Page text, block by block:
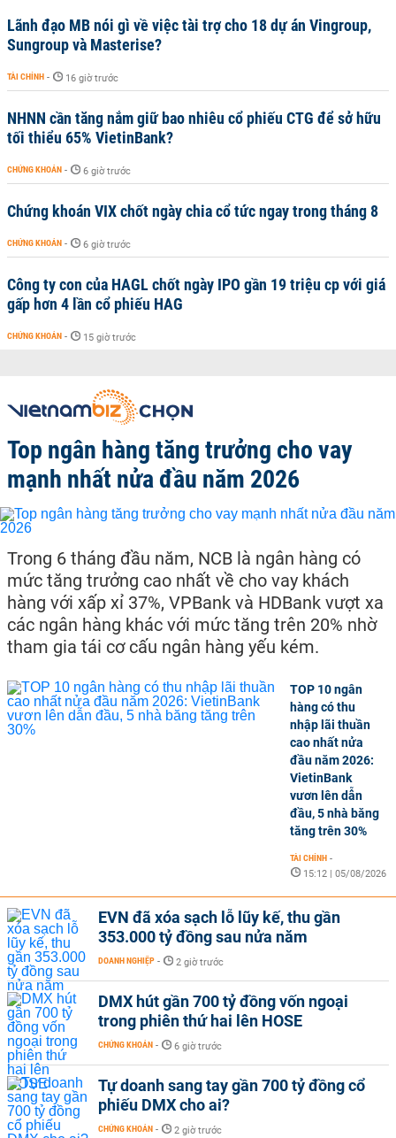
Lãnh đạo MB nói gì về việc tài trợ cho 18 dự án Vingroup,
Sungroup và Masterise?
TÀI CHÍNH - 16 giờ trước
NHNN cần tăng nắm giữ bao nhiêu cổ phiếu CTG để sở hữu
tối thiểu 65% VietinBank?
CHỨNG KHOÁN - 6 giờ trước
Chứng khoán VIX chốt ngày chia cổ tức ngay trong tháng 8
CHỨNG KHOÁN - 6 giờ trước
Công ty con của HAGL chốt ngày IPO gần 19 triệu cp với giá
gấp hơn 4 lần cổ phiếu HAG
CHỨNG KHOÁN - 15 giờ trước
Top ngân hàng tăng trưởng cho vay
mạnh nhất nửa đầu năm 2026
Trong 6 tháng đầu năm, NCB là ngân hàng có
mức tăng trưởng cao nhất về cho vay khách
hàng với xấp xỉ 37%, VPBank và HDBank vượt xa
các ngân hàng khác với mức tăng trên 20% nhờ
tham gia tái cơ cấu ngân hàng yếu kém.
TOP 10 ngân
hàng có thu
nhập lãi thuần
cao nhất nửa
đầu năm 2026:
VietinBank
vươn lên dẫn
đầu, 5 nhà băng
tăng trên 30%
TÀI CHÍNH -
15:12 | 05/08/2026
EVN đã xóa sạch lỗ lũy kế, thu gần
353.000 tỷ đồng sau nửa năm
DOANH NGHIỆP - 2 giờ trước
DMX hút gần 700 tỷ đồng vốn ngoại
trong phiên thứ hai lên HOSE
CHỨNG KHOÁN - 6 giờ trước
Tự doanh sang tay gần 700 tỷ đồng cổ
phiếu DMX cho ai?
CHỨNG KHOÁN - 2 giờ trước